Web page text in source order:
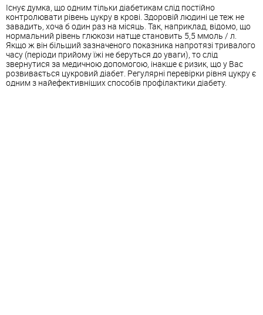
Існує думка, що одним тільки діабетикам слід постійно
контролювати рівень цукру в крові. Здоровій людині це теж не
завадить, хоча б один раз на місяць. Так, наприклад, відомо, що
нормальний рівень глюкози натще становить 5,5 ммоль / л.
Якщо ж він більший зазначеного показника напротязі тривалого
часу (періоди прийому їжі не беруться до уваги), то слід
звернутися за медичною допомогою, інакше є ризик, що у Вас
розвивається цукровий діабет. Регулярні перевірки рівня цукру є
одним з найефективніших способів профілактики діабету.